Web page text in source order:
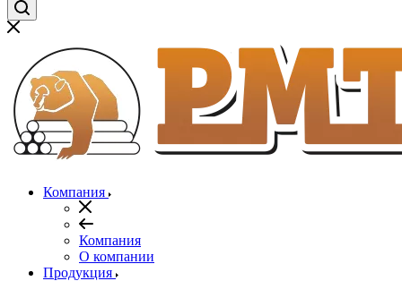
Компания
Компания
О компании
Продукция